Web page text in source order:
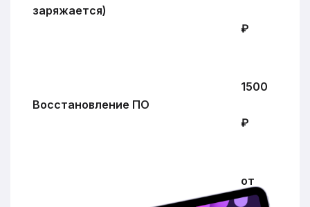
заряжается)
₽
Восстановление ПО
1500
₽
от